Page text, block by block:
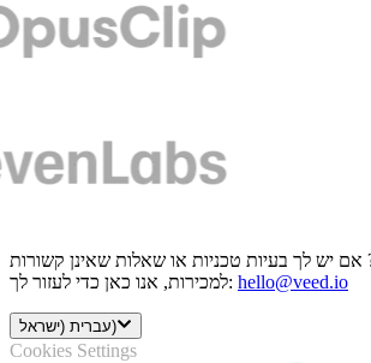
יש לך בעיות טכניות או שאלות שאינן קשורות
למכירות, אנו כאן כדי לעזור לך: hello@veed.io
עברית (ישראל)
Cookies Settings